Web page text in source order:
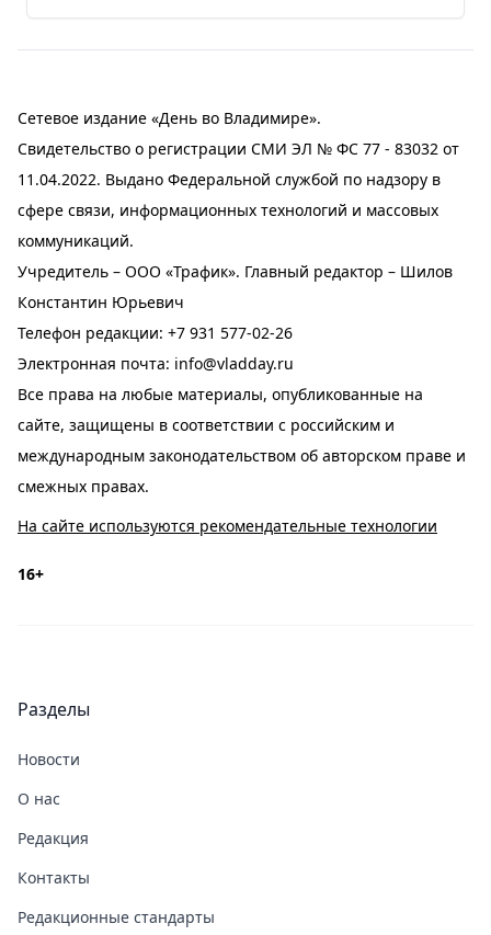
Сетевое издание «День во Владимире».
Свидетельство о регистрации СМИ ЭЛ № ФС 77 - 83032 от
11.04.2022. Выдано Федеральной службой по надзору в
сфере связи, информационных технологий и массовых
коммуникаций.
Учредитель – ООО «Трафик». Главный редактор – Шилов
Константин Юрьевич
Телефон редакции: +7 931 577-02-26
Электронная почта: info@vladday.ru
Все права на любые материалы, опубликованные на
сайте, защищены в соответствии с российским и
международным законодательством об авторском праве и
смежных правах.
На сайте используются рекомендательные технологии
16+
Разделы
Новости
О нас
Редакция
Контакты
Редакционные стандарты